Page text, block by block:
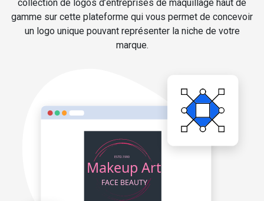
collection de logos d’entreprises de maquillage haut de
gamme sur cette plateforme qui vous permet de concevoir
un logo unique pouvant représenter la niche de votre
marque.